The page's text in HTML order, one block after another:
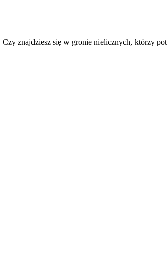
znajdziesz się w gronie nielicznych, którzy